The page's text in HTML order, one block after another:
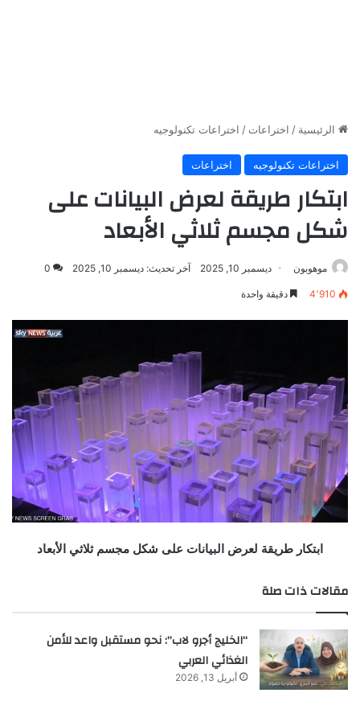
الرئيسية / اختراعات / اختراعات تكنولوجيه
اختراعات تكنولوجيه اختراعات
ابتكار طريقة لعرض البيانات على
شكل مجسم ثلاثي الأبعاد
موهوبون ديسمبر 10, 2025 آخر تحديث: ديسمبر 10, 2025 0
4٬910 دقيقة واحدة
ابتكار طريقة لعرض البيانات على شكل مجسم ثلاثي الأبعاد
مقالات ذات صلة
“الخليج أجرو لاب”: نحو مستقبل واعد للأمن
الغذائي العربي
أبريل 13, 2026